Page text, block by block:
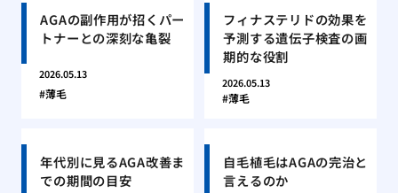
AGAの副作用が招くパー
トナーとの深刻な亀裂
2026.05.13
薄毛
フィナステリドの効果を
予測する遺伝子検査の画
期的な役割
2026.05.13
薄毛
年代別に見るAGA改善ま
での期間の目安
自毛植毛はAGAの完治と
言えるのか